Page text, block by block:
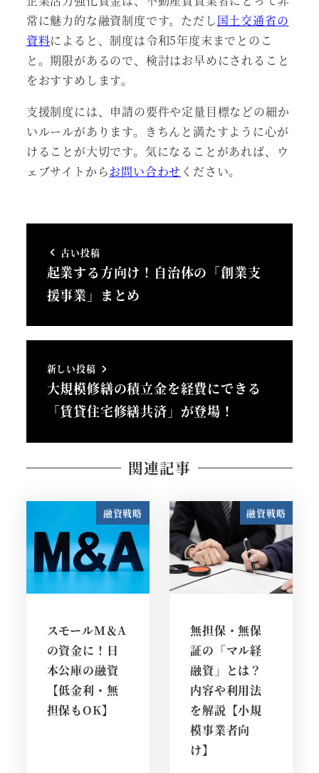
常に魅力的な融資制度です。ただし国土交通省の
資料によると、制度は令和5年度末までとのこ
と。期限があるので、検討はお早めにされること
をおすすめします。
支援制度には、申請の要件や定量目標などの細か
いルールがあります。きちんと満たすように心が
けることが大切です。気になることがあれば、ウ
ェブサイトからお問い合わせ ください。
古い投稿
起業する方向け！自治体の「創業支
援事業」まとめ
新しい投稿
大規模修繕の積立金を経費にできる
「賃貸住宅修繕共済」が登場！
関連記事
融資戦略
スモールM＆A
の資金に！日
本公庫の融資
【低金利・無
担保もOK】
融資戦略
無担保・無保
証の「マル経
融資」とは？
内容や利用法
を解説【小規
模事業者向
け】